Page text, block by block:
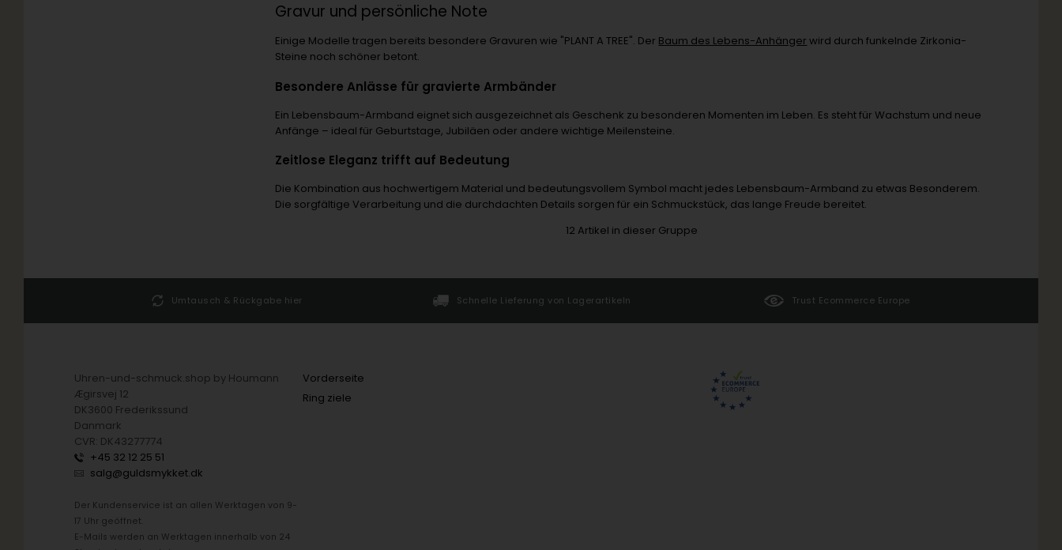
Gravur und persönliche Note
Einige Modelle tragen bereits besondere Gravuren wie "PLANT A TREE". Der Baum des Lebens-Anhänger wird durch funkelnde Zirkonia-
Steine noch schöner betont.
Besondere Anlässe für gravierte Armbänder
Ein Lebensbaum-Armband eignet sich ausgezeichnet als Geschenk zu besonderen Momenten im Leben. Es steht für Wachstum und neue
Anfänge – ideal für Geburtstage, Jubiläen oder andere wichtige Meilensteine.
Zeitlose Eleganz trifft auf Bedeutung
Die Kombination aus hochwertigem Material und bedeutungsvollem Symbol macht jedes Lebensbaum-Armband zu etwas Besonderem.
Die sorgfältige Verarbeitung und die durchdachten Details sorgen für ein Schmuckstück, das lange Freude bereitet.
12 Artikel in dieser Gruppe
Umtausch & Rückgabe hier Schnelle Lieferung von Lagerartikeln Trust Ecommerce Europe
Uhren-und-schmuck.shop by Houmann
Ægirsvej 12
DK3600 Frederikssund
Danmark
CVR: DK43277774
+45 32 12 25 51
salg@guldsmykket.dk
Der Kundenservice ist an allen Werktagen von 9-
17 Uhr geöffnet.
E-Mails werden an Werktagen innerhalb von 24
Vorderseite
Ring ziele